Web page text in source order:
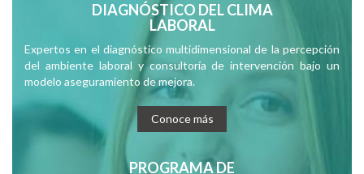
DIAGNÓSTICO DEL CLIMA
LABORAL
Expertos en el diagnóstico multidimensional de la percepción
del ambiente laboral y consultoría de intervención bajo un
modelo aseguramiento de mejora.
Conoce más
PROGRAMA DE